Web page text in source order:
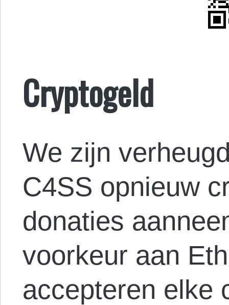
Cryptogeld
We zijn
C4SS opnieuw
donaties
voorkeur aan
accepteren elke